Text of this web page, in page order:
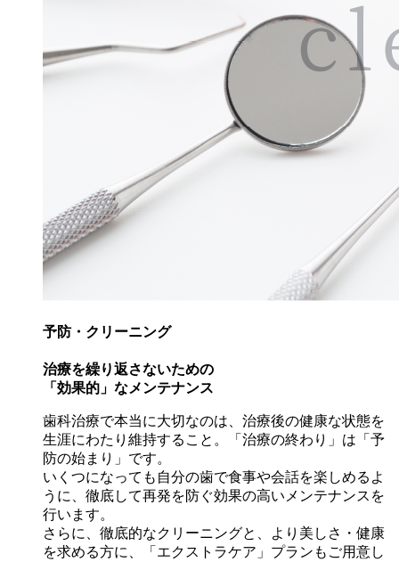
予防・クリーニング
治療を繰り返さないための
「効果的」なメンテナンス
歯科治療で本当に大切なのは、治療後の健康な状態を
生涯にわたり維持すること。「治療の終わり」は「予
防の始まり」です。
いくつになっても自分の歯で食事や会話を楽しめるよ
うに、徹底して再発を防ぐ効果の高いメンテナンスを
行います。
さらに、徹底的なクリーニングと、より美しさ・健康
を求める方に、「エクストラケア」プランもご用意し